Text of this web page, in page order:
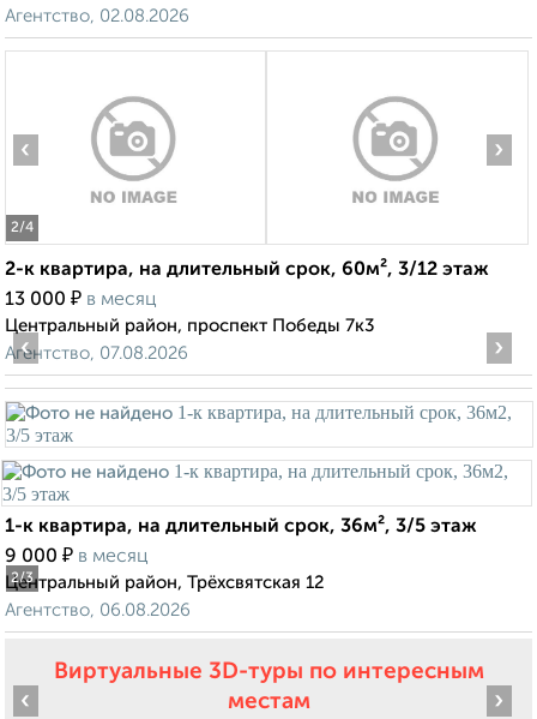
Агентство, 02.08.2026
2/4
‹ ›
2-к квартира, на длительный срок, 60м², 3/12 этаж
13 000 ₽ в месяц
Центральный район, проспект Победы 7к3
Агентство, 07.08.2026
2/3
‹ ›
1-к квартира, на длительный срок, 36м², 3/5 этаж
9 000 ₽ в месяц
Центральный район, Трёхсвятская 12
Агентство, 06.08.2026
Виртуальные 3D-туры по интересным
местам
‹ ›